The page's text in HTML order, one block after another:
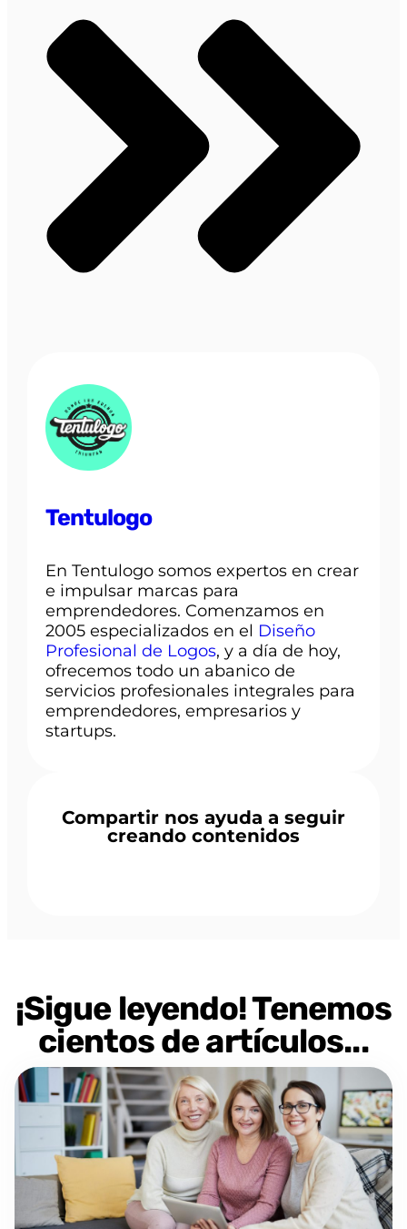
Tentulogo
En Tentulogo somos expertos en crear
e impulsar marcas para
emprendedores. Comenzamos en
2005 especializados en el Diseño
Profesional de Logos, y a día de hoy,
ofrecemos todo un abanico de
servicios profesionales integrales para
emprendedores, empresarios y
startups.
Compartir nos ayuda a seguir
creando contenidos
¡Sigue leyendo! Tenemos
cientos de artículos...